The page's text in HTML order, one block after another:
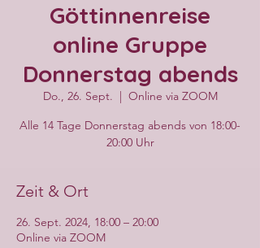
Göttinnenreise
online Gruppe
Donnerstag abends
Do., 26. Sept.
  |
Online via ZOOM
Alle 14 Tage Donnerstag abends von 18:00-
20:00 Uhr
Zeit & Ort
26. Sept. 2024, 18:00 – 20:00
Online via ZOOM